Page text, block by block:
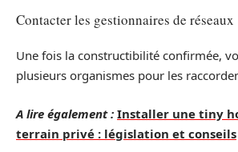
Contacter les gestionnaires de réseaux
Une fois la constructibilité confirmée,
plusieurs organismes pour les
A lire également : Installer une tiny
terrain privé : législation et conseils